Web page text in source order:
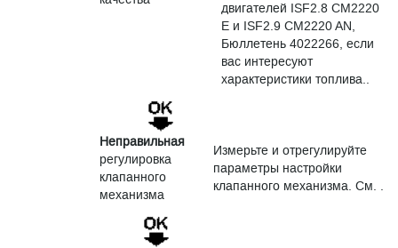
двигателей ISF2.8 CM2220
E и ISF2.9 CM2220 AN,
Бюллетень 4022266, если
вас интересуют
характеристики топлива..
Неправильная
регулировка
клапанного
механизма
Измерьте и отрегулируйте
параметры настройки
клапанного механизма. См. .